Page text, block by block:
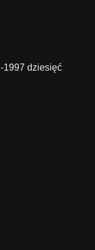
1997 dziesięć